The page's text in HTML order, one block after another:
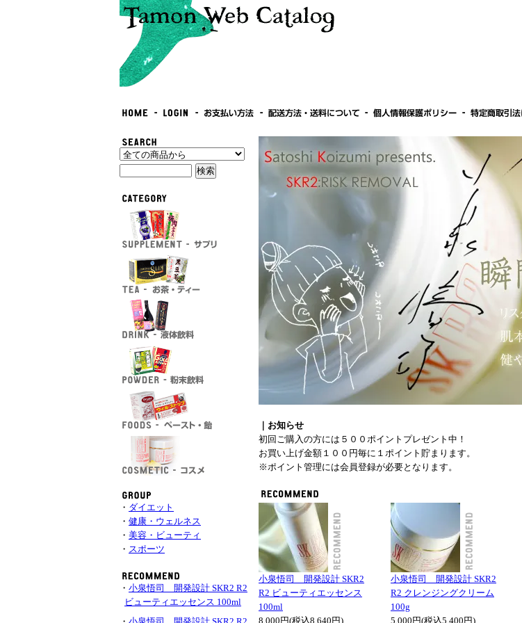
｜お知らせ
初回ご購入の方には５００ポイントプレゼント中！
お買い上げ金額１００円毎に１ポイント貯まります。
※ポイント管理には会員登録が必要となります。
小泉悟司 開発設計 SKR2
R2 ビューティエッセンス
100ml
8,000円(税込8,640円)
小泉悟司 開発設計 SKR2
R2 クレンジングクリーム
100g
5,000円(税込5,400円)
・ ダイエット
・ 健康・ウェルネス
・ 美容・ビューティ
・ スポーツ
・ 小泉悟司 開発設計 SKR2 R2
ビューティエッセンス 100ml